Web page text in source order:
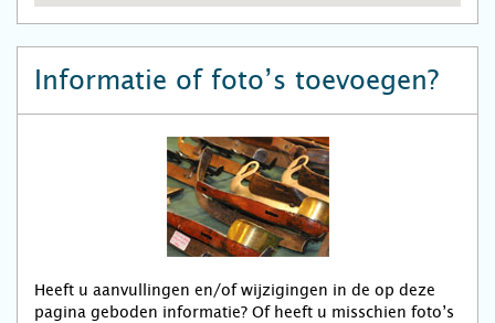
Informatie of foto’s toevoegen?
Heeft u aanvullingen en/of wijzigingen in de op deze
pagina geboden informatie? Of heeft u misschien foto’s